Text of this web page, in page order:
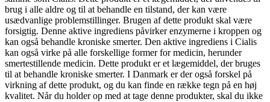
brug i alle aldre og til at behandle en tilstand, der kan være
usædvanlige problemstillinger. Brugen af dette produkt skal være
forsigtig. Denne aktive ingrediens påvirker enzymerne i kroppen og
kan også behandle kroniske smerter. Den aktive ingrediens i Cialis
kan også virke på alle forskellige former for medicin, herunder
smertestillende medicin. Dette produkt er et lægemiddel, der bruges
til at behandle kroniske smerter. I Danmark er der også forskel på
virkning af dette produkt, og du kan finde en række tegn på en høj
kvalitet. Når du holder op med at tage denne produkter, skal du ikke